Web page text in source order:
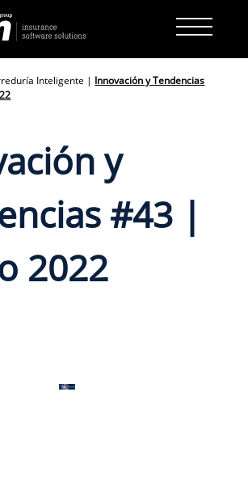
Inteligente | Innovación y Tendencias
y
#43 |
2022